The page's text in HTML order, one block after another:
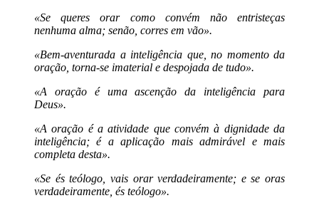
«Se queres orar como convém não entristeças
nenhuma alma; senão, corres em vão».
«Bem-aventurada a inteligência que, no momento da
oração, torna-se imaterial e despojada de tudo».
«A oração é uma ascenção da inteligência para
Deus».
«A oração é a atividade que convém à dignidade da
inteligência; é a aplicação mais admirável e mais
completa desta».
«Se és teólogo, vais orar verdadeiramente; e se oras
verdadeiramente, és teólogo».